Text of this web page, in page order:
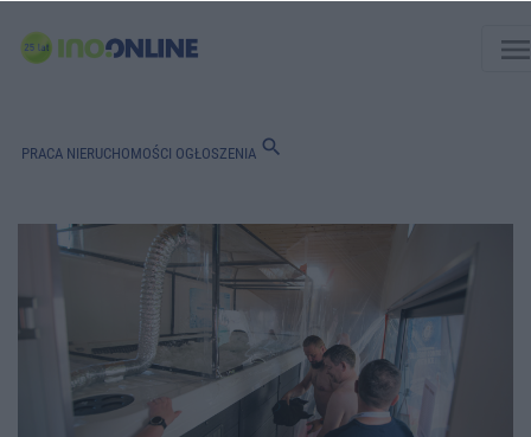
PRACA NIERUCHOMOŚCI OGŁOSZENIA search